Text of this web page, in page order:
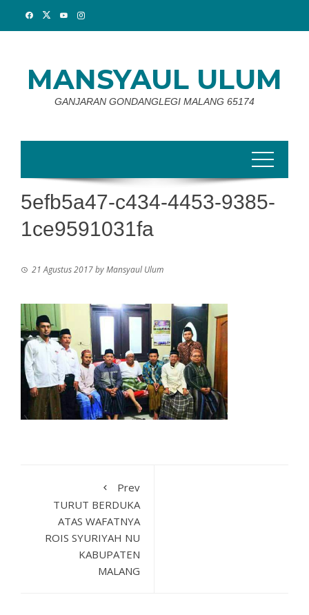
MANSYAUL ULUM
GANJARAN GONDANGLEGI MALANG 65174
5efb5a47-c434-4453-9385-
1ce9591031fa
21 Agustus 2017byMansyaul Ulum
Prev
TURUT BERDUKA
ATAS WAFATNYA
ROIS SYURIYAH NU
KABUPATEN
MALANG